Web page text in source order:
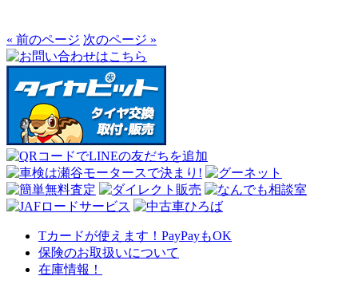
« 前のページ 次のページ »
Tカードが使えます！PayPayもOK
保険のお取扱いについて
在庫情報！